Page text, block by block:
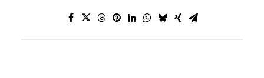
01.05.2020